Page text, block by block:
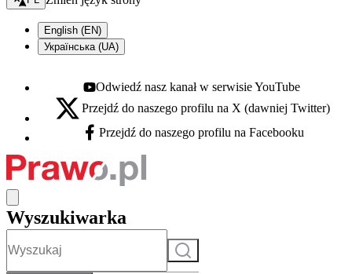
English (EN)
Українська (UA)
Youtube - otwiera się w nowej karcie
Odwiedź nasz kanał w serwisie YouTube
X - otwiera się w nowej karcie
Przejdź do naszego profilu na X (dawniej Twitter)
Facebook - otwiera się w nowej karcie
Przejdź do naszego profilu na Facebooku
Wyszukiwarka
Szukaj